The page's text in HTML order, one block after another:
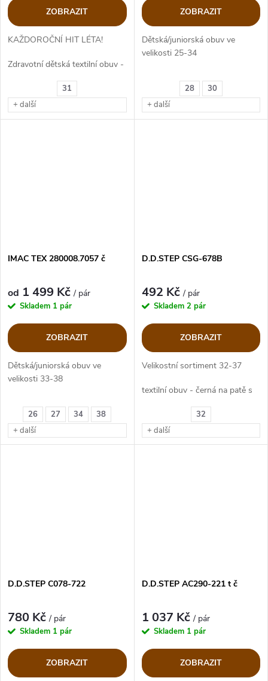
31
+ další
ZOBRAZIT
KAŽDOROČNÍ HIT LÉTA!
Zdravotní dětská textilní obuv -
28
30
+ další
ZOBRAZIT
Dětská/juniorská obuv ve
velikosti 25-34
26 27 34
38
+ další
IMAC TEX 280008.7057 č
od 1 499 Kč/ pár
Skladem 1 pár
ZOBRAZIT
Dětská/juniorská obuv ve
velikosti 33-38
32
+ další
D.D.STEP CSG-678B
492 Kč/ pár
Skladem 2 pár
ZOBRAZIT
Velikostní sortiment 32-37
textilní obuv - černá na patě s
kvalitní podešvi
D.D.STEP C078-722
780 Kč/ pár
Skladem 1 pár
ZOBRAZIT
D.D.STEP AC290-221 t č
1 037 Kč/ pár
Skladem 1 pár
ZOBRAZIT